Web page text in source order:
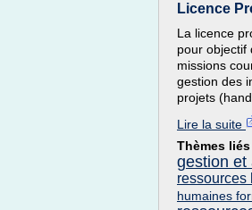
Licence
La licence
pour objectif
missions
gestion des
projets
Lire la suite
Thèmes liés
gestion et
ressources
humaines